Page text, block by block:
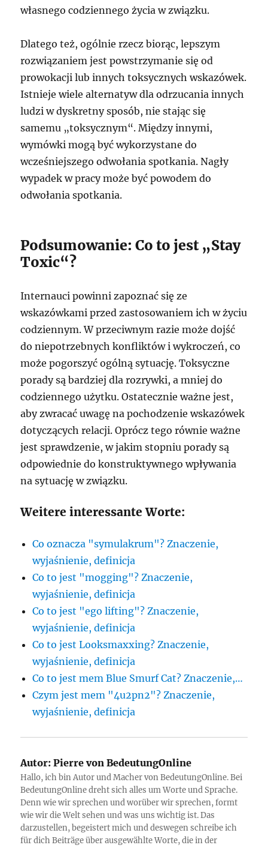
własnego codziennego życia w związku.
Dlatego też, ogólnie rzecz biorąc, lepszym
rozwiązaniem jest powstrzymanie się od
prowokacji lub innych toksycznych wskazówek.
Istnieje wiele alternatyw dla odrzucania innych
ludzi w dyskretny sposób, nie stając się
samemu „toksycznym“. Między innymi,
wymówki mogą być wykorzystane do
wcześniejszego odwołania spotkania. Nagły
wypadek w pracy może być powodem do
odwołania spotkania.
Podsumowanie: Co to jest „Stay
Toxic“?
Internauci powinni zapoznać się ze
wskazówkami przed zastosowaniem ich w życiu
codziennym. W przeciwnym razie może dojść
do niepotrzebnych konfliktów i wykroczeń, co
może pogorszyć ogólną sytuację. Toksyczne
porady są bardziej dla rozrywki, a mniej do
codziennego użytku. Ostatecznie ważne jest,
aby zwracać uwagę na pochodzenie wskazówek
dotyczących relacji. Oprócz tego równie ważne
jest sprawdzenie, w jakim stopniu porady są
odpowiednie do konstruktywnego wpływania
na sytuację w związku.
Weitere interessante Worte:
Co oznacza "symulakrum"? Znaczenie,
wyjaśnienie, definicja
Co to jest "mogging"? Znaczenie,
wyjaśnienie, definicja
Co to jest "ego lifting"? Znaczenie,
wyjaśnienie, definicja
Co to jest Looksmaxxing? Znaczenie,
wyjaśnienie, definicja
Co to jest mem Blue Smurf Cat? Znaczenie,…
Czym jest mem "4u2pn2"? Znaczenie,
wyjaśnienie, definicja
Autor: Pierre von BedeutungOnline
Hallo, ich bin Autor und Macher von BedeutungOnline. Bei
BedeutungOnline dreht sich alles um Worte und Sprache.
Denn wie wir sprechen und worüber wir sprechen, formt
wie wir die Welt sehen und was uns wichtig ist. Das
darzustellen, begeistert mich und deswegen schreibe ich
für dich Beiträge über ausgewählte Worte, die in der